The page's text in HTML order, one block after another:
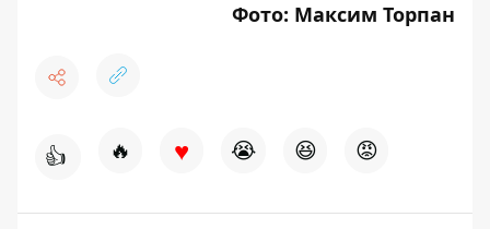
Фото: Максим Торпан
👍 🔥 ♥ 😭 😆 😡